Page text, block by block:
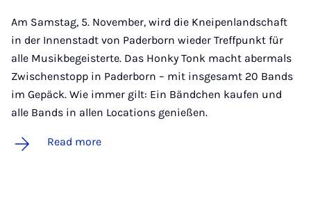
Am Samstag, 5. November, wird die Kneipenlandschaft
in der Innenstadt von Paderborn wieder Treffpunkt für
alle Musikbegeisterte. Das Honky Tonk macht abermals
Zwischenstopp in Paderborn – mit insgesamt 20 Bands
im Gepäck. Wie immer gilt: Ein Bändchen kaufen und
alle Bands in allen Locations genießen.
Read more